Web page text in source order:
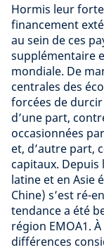
Hormis leur
financement
au sein de ces
supplémentaire
mondiale. De
centrales des
forcées de
d’une part,
occasionnées
et, d’autre part,
capitaux. Depuis
latine et en Asie
Chine) s’est ré-
tendance a été
région EMOA1.
différences